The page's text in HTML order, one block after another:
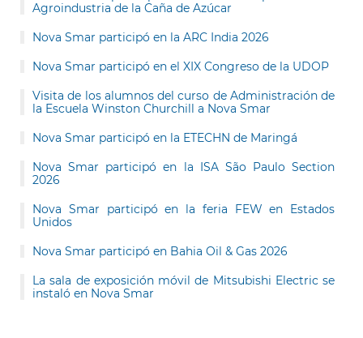
Agroindustria de la Caña de Azúcar
Nova Smar participó en la ARC India 2026
Nova Smar participó en el XIX Congreso de la UDOP
Visita de los alumnos del curso de Administración de
la Escuela Winston Churchill a Nova Smar
Nova Smar participó en la ETECHN de Maringá
Nova Smar participó en la ISA São Paulo Section
2026
Nova Smar participó en la feria FEW en Estados
Unidos
Nova Smar participó en Bahia Oil & Gas 2026
La sala de exposición móvil de Mitsubishi Electric se
instaló en Nova Smar